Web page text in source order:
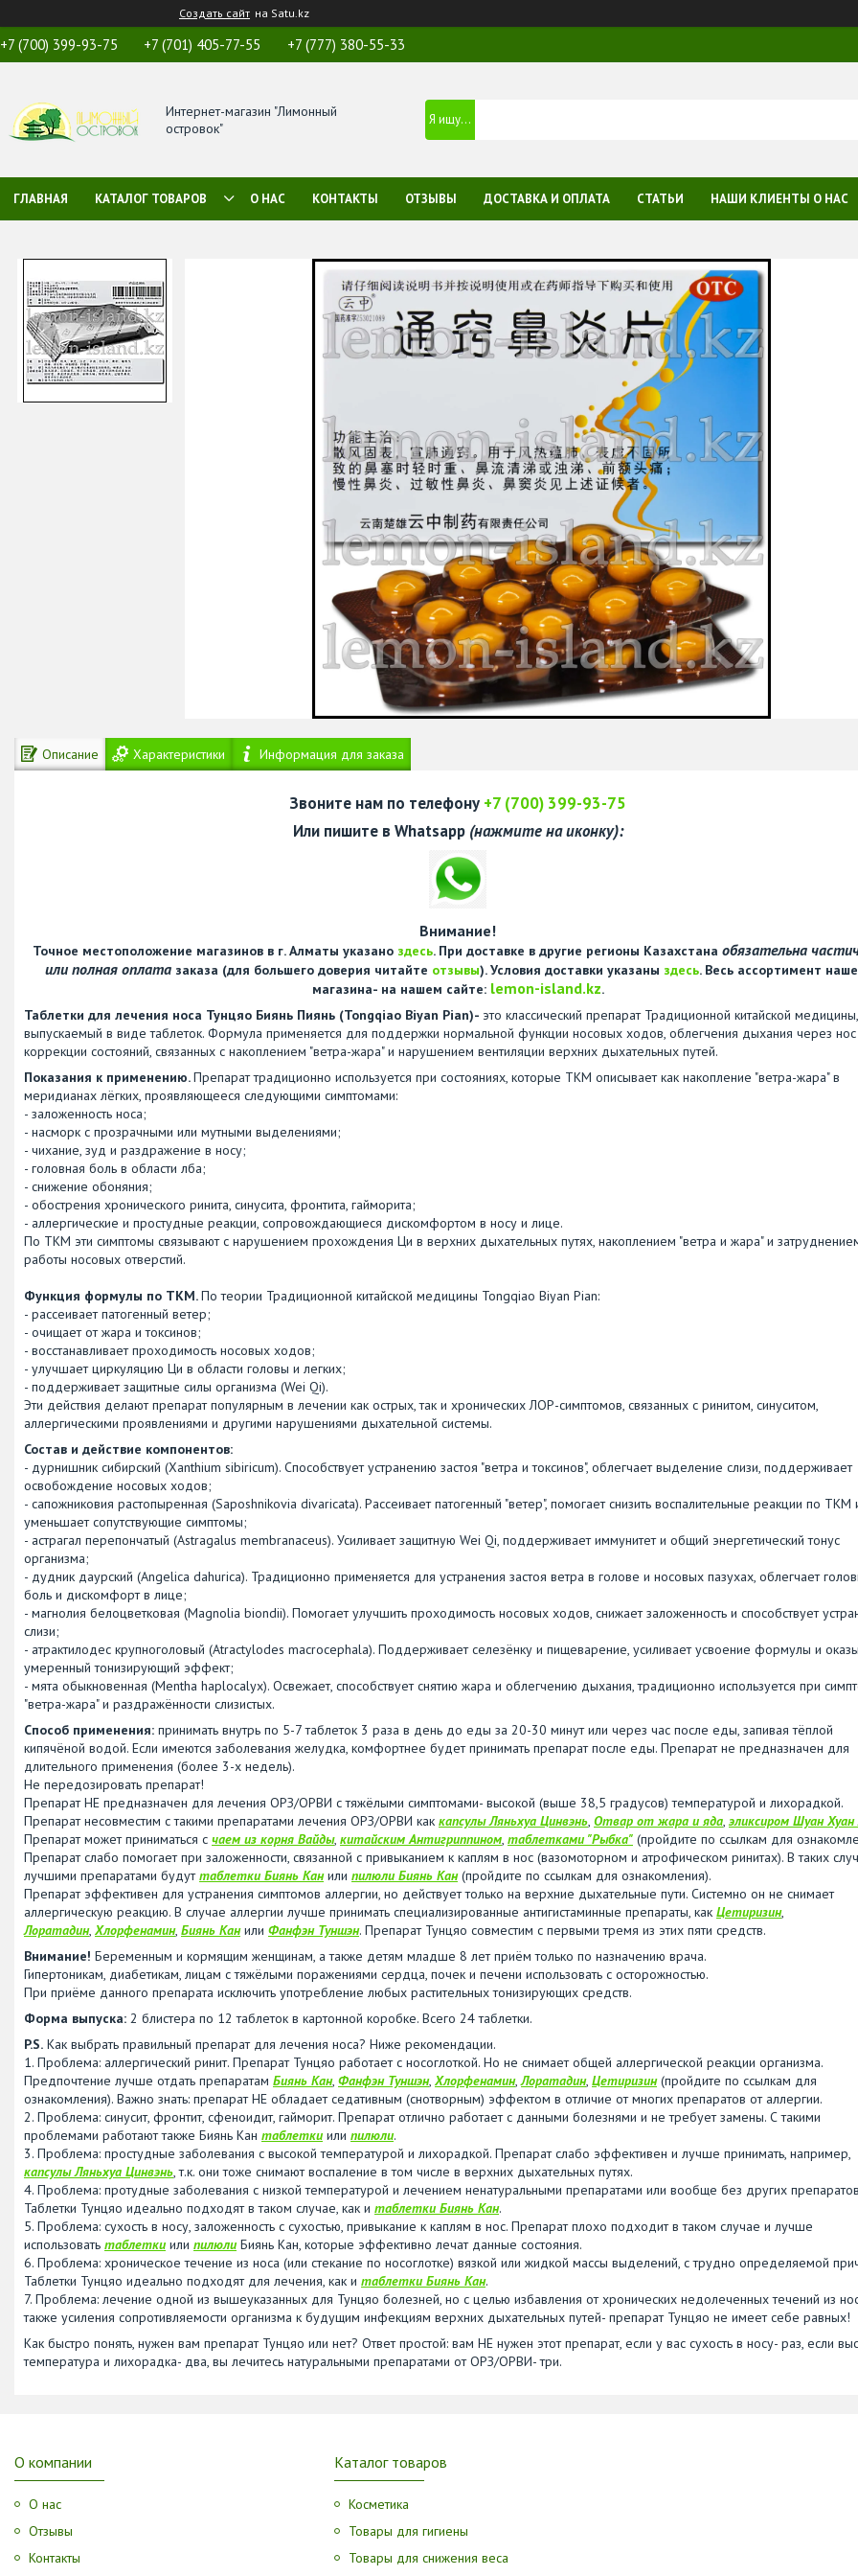
Создать сайт на Satu.kz
+7 (700) 399-93-75 +7 (701) 405-77-55 +7 (777) 380-55-33
Интернет-магазин "Лимонный
островок"
ГЛАВНАЯ КАТАЛОГ ТОВАРОВ О НАС КОНТАКТЫ ОТЗЫВЫ ДОСТАВКА И ОПЛАТА СТАТЬИ НАШИ КЛИЕНТЫ О НАС
Описание Характеристики Информация для заказа
Звоните нам по телефону +7 (700) 399-93-75
Или пишите в Whatsapp (нажмите на иконку):
Внимание!
Точное местоположение магазинов в г. Алматы указано здесь. При доставке в другие регионы Казахстана обязательна
или полная оплатазаказа (для большего доверия читайте отзывы). Условия доставки указаны здесь. Весь ассортимент
магазина- на нашем сайте: lemon-island.kz.
Таблетки для лечения носа Тунцяо Биянь Пиянь (Tongqiao Biyan Pian)- это классический препарат Традиционной китайской медицины,
выпускаемый в виде таблеток. Формула применяется для поддержки нормальной функции носовых ходов, облегчения дыхания через нос
коррекции состояний, связанных с накоплением "ветра-жара" и нарушением вентиляции верхних дыхательных путей.
Показания к применению.Препарат традиционно используется при состояниях, которые ТКМ описывает как накопление "ветра-жара" в
меридианах лёгких, проявляющееся следующими симптомами:
- заложенность носа;
- насморк с прозрачными или мутными выделениями;
- чихание, зуд и раздражение в носу;
- головная боль в области лба;
- снижение обоняния;
- обострения хронического ринита, синусита, фронтита, гайморита;
- аллергические и простудные реакции, сопровождающиеся дискомфортом в носу и лице.
По ТКМ эти симптомы связывают с нарушением прохождения Ци в верхних дыхательных путях, накоплением "ветра и жара" и
работы носовых отверстий.
Функция формулы по ТКМ.По теории Традиционной китайской медицины Tongqiao Biyan Pian:
- рассеивает патогенный ветер;
- очищает от жара и токсинов;
- восстанавливает проходимость носовых ходов;
- улучшает циркуляцию Ци в области головы и легких;
- поддерживает защитные силы организма (Wei Qi).
Эти действия делают препарат популярным в лечении как острых, так и хронических ЛОР-симптомов, связанных с ринитом, синуситом,
аллергическими проявлениями и другими нарушениями дыхательной системы.
Состав и действие компонентов:
- дурнишник сибирский (Xanthium sibiricum). Способствует устранению застоя "ветра и токсинов", облегчает выделение слизи, поддерживает
освобождение носовых ходов;
- сапожниковия растопыренная (Saposhnikovia divaricata). Рассеивает патогенный "ветер", помогает снизить воспалительные реакции по ТКМ
уменьшает сопутствующие симптомы;
- астрагал перепончатый (Astragalus membranaceus). Усиливает защитную Wei Qi, поддерживает иммунитет и общий энергетический тонус
организма;
- дудник даурский (Angelica dahurica). Традиционно применяется для устранения застоя ветра в голове и носовых пазухах, облегчает
боль и дискомфорт в лице;
- магнолия белоцветковая (Magnolia biondii). Помогает улучшить проходимость носовых ходов, снижает заложенность и способствует
слизи;
- атрактилодес крупноголовый (Atractylodes macrocephala). Поддерживает селезёнку и пищеварение, усиливает усвоение формулы и
умеренный тонизирующий эффект;
- мята обыкновенная (Mentha haplocalyx). Освежает, способствует снятию жара и облегчению дыхания, традиционно используется при
"ветра-жара" и раздражённости слизистых.
Способ применения: принимать внутрь по 5-7 таблеток 3 раза в день до еды за 20-30 минут или через час после еды, запивая тёплой
кипячёной водой. Если имеются заболевания желудка, комфортнее будет принимать препарат после еды. Препарат не предназначен для
длительного применения (более 3-х недель).
Не передозировать препарат!
Препарат НЕ предназначен для лечения ОРЗ/ОРВИ с тяжёлыми симптомами- высокой (выше 38,5 градусов) температурой и лихорадкой.
Препарат несовместим с такими препаратами лечения ОРЗ/ОРВИ как капсулы Ляньхуа Цинвэнь, Отвар от жара и яда,эликсиром Шуан Хуан
Препарат может приниматься с чаем из корня Вайды, китайским Антигриппином, таблетками "Рыбка" (пройдите по ссылкам для
Препарат слабо помогает при заложенности, связанной с привыканием к каплям в нос (вазомоторном и атрофическом ринитах). В таких
лучшими препаратами будуттаблетки Биянь Канили пилюли Биянь Кан(пройдите по ссылкам для ознакомления).
Препарат эффективен для устранения симптомов аллергии, но действует только на верхние дыхательные пути. Системно он не снимает
аллергическую реакцию. В случае аллергии лучше принимать специализированные антигистаминные препараты, как Цетиризин,
Лоратадин, Хлорфенамин, Биянь Канили Фанфэн Туншэн. Препарат Тунцяо совместим с первыми тремя из этих пяти средств.
Внимание! Беременным и кормящим женщинам, а также детям младше 8 лет приём только по назначению врача.
Гипертоникам, диабетикам, лицам с тяжёлыми поражениями сердца, почек и печени использовать с осторожностью.
При приёме данного препарата исключить употребление любых растительных тонизирующих средств.
Форма выпуска: 2 блистера по 12 таблеток в картонной коробке. Всего 24 таблетки.
P.S. Как выбрать правильный препарат для лечения носа? Ниже рекомендации.
1. Проблема: аллергический ринит. Препарат Тунцяо работает с носоглоткой. Но не снимает общей аллергической реакции организма.
Предпочтение лучше отдать препаратам Биянь Кан, Фанфэн Туншэн, Хлорфенамин,Лоратадин, Цетиризин(пройдите по ссылкам для
ознакомления). Важно знать: препарат НЕ обладает седативным (снотворным) эффектом в отличие от многих препаратов от аллергии.
2. Проблема: синусит, фронтит, сфеноидит, гайморит. Препарат отлично работает с данными болезнями и не требует замены. С такими
проблемами работают также Биянь Кан таблетки или пилюли.
3. Проблема: простудные заболевания с высокой температурой и лихорадкой. Препарат слабо эффективен и лучше принимать, например,
капсулы Ляньхуа Цинвэнь, т.к. они тоже снимают воспаление в том числе в верхних дыхательных путях.
4. Проблема: протудные заболевания с низкой температурой и лечением ненатуральными препаратами или вообще без других
Таблетки Тунцяо идеально подходят в таком случае, как и таблетки Биянь Кан.
5. Проблема: сухость в носу, заложенность с сухостью, привыкание к каплям в нос. Препарат плохо подходит в таком случае и лучше
использовать таблетки или пилюли Биянь Кан, которые эффективно лечат данные состояния.
6. Проблема: хроническое течение из носа (или стекание по носоглотке) вязкой или жидкой массы выделений, с трудно определяемой
Таблетки Тунцяо идеально подходят для лечения, как и таблетки Биянь Кан.
7. Проблема: лечение одной из вышеуказанных для Тунцяо болезней, но с целью избавления от хронических недолеченных течений из
также усиления сопротивляемости организма к будущим инфекциям верхних дыхательных путей- препарат Тунцяо не имеет себе равных!
Как быстро понять, нужен вам препарат Тунцяо или нет? Ответ простой: вам НЕ нужен этот препарат, если у вас сухость в носу- раз, если
температура и лихорадка- два, вы лечитесь натуральными препаратами от ОРЗ/ОРВИ- три.
О компании
О нас
Отзывы
Контакты
Каталог товаров
Косметика
Товары для гигиены
Товары для снижения веса